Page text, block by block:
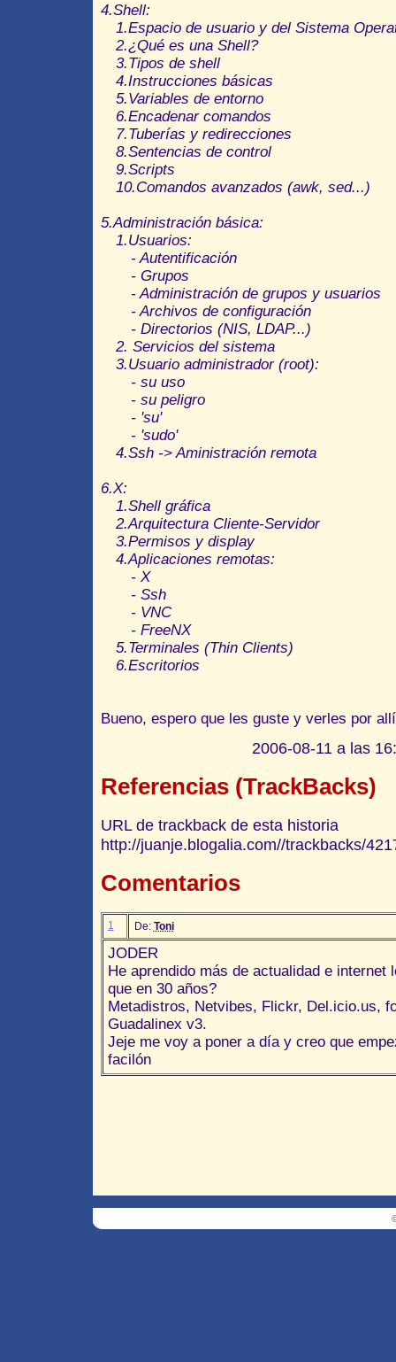
4.Shell:
1.Espacio de usuario y del Sistema
2.¿Qué es una Shell?
3.Tipos de shell
4.Instrucciones básicas
5.Variables de entorno
6.Encadenar comandos
7.Tuberías y redirecciones
8.Sentencias de control
9.Scripts
10.Comandos avanzados (awk, sed...)
5.Administración básica:
1.Usuarios:
- Autentificación
- Grupos
- Administración de grupos y usuarios
- Archivos de configuración
- Directorios (NIS, LDAP...)
2. Servicios del sistema
3.Usuario administrador (root):
- su uso
- su peligro
- 'su'
- 'sudo'
4.Ssh -> Aministración remota
6.X:
1.Shell gráfica
2.Arquitectura Cliente-Servidor
3.Permisos y display
4.Aplicaciones remotas:
- X
- Ssh
- VNC
- FreeNX
5.Terminales (Thin Clients)
6.Escritorios
Bueno, espero que les guste y verles por
2006-08-11 a las
Referencias (TrackBacks)
URL de trackback de esta historia
http://juanje.blogalia.com//trackbacks/
Comentarios
1 De: Toni
JODER
He aprendido más de actualidad e internet
que en 30 años?
Metadistros, Netvibes, Flickr, Del.icio.us,
Guadalinex v3.
Jeje me voy a poner a día y creo que
facilón